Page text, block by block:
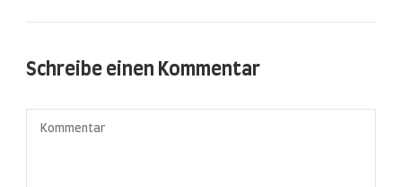
Schreibe einen Kommentar